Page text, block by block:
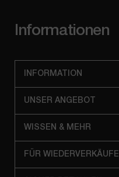
Informationen
INFORMATION
UNSER ANGEBOT
WISSEN & MEHR
FÜR